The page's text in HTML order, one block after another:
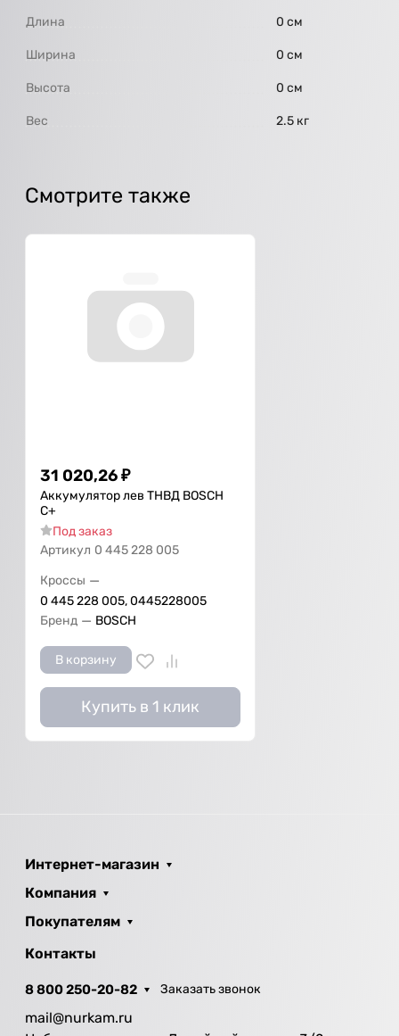
Длина 0 см
Ширина 0 см
Высота 0 см
Вес 2.5 кг
Смотрите также
31 020,26₽
Аккумулятор лев ТНВД BOSCH
С+
Под заказ
Артикул 0 445 228 005
Кроссы —
0 445 228 005, 0445228005
Бренд — BOSCH
В корзину
Купить в 1 клик
Интернет-магазин
Компания
Покупателям
Контакты
8 800 250-20-82 Заказать звонок
mail@nurkam.ru